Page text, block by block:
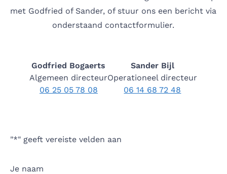
met Godfried of Sander, of stuur ons een bericht via
onderstaand contactformulier.
Godfried Bogaerts
Algemeen directeur
06 25 05 78 08
Sander Bijl
Operationeel directeur
06 14 68 72 48
"*" geeft vereiste velden aan
Je naam